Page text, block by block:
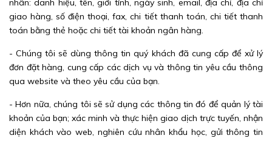
nhân: danh hiệu, tên, giới tính, ngày sinh, email, địa chỉ, địa chỉ
giao hàng, số điện thoại, fax, chi tiết thanh toán, chi tiết thanh
toán bằng thẻ hoặc chi tiết tài khoản ngân hàng.
- Chúng tôi sẽ dùng thông tin quý khách đã cung cấp để xử lý
đơn đặt hàng, cung cấp các dịch vụ và thông tin yêu cầu thông
qua website và theo yêu cầu của bạn.
- Hơn nữa, chúng tôi sẽ sử dụng các thông tin đó để quản lý tài
khoản của bạn; xác minh và thực hiện giao dịch trực tuyến, nhận
diện khách vào web, nghiên cứu nhân khẩu học, gửi thông tin